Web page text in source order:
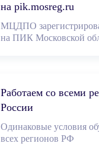
на pik.mosreg.ru
МЦДПО
на ПИК Московской
Работаем со всеми
России
Одинаковые условия
всех регионов РФ